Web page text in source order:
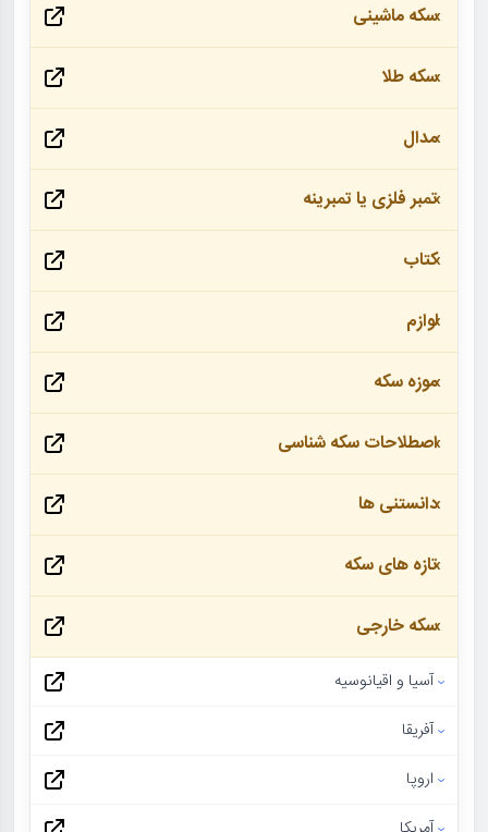
سکه ماشینی
سکه طلا
مدال
تمبر فلزی یا تمبرینه
کتاب
لوازم
موزه سکه
اصطلاحات سکه شناسی
دانستنی ها
تازه های سکه
سکه خارجی
آسیا و اقیانوسیه
آفریقا
اروپا